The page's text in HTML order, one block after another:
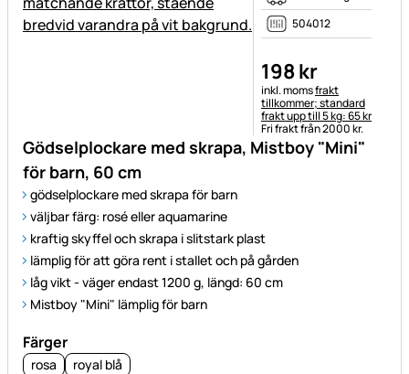
Gödselplockare med skrapa, Mistboy "Mini"
för barn, 60 cm
gödselplockare med skrapa för barn
väljbar färg: rosé eller aquamarine
kraftig skyffel och skrapa i slitstark plast
lämplig för att göra rent i stallet och på gården
låg vikt - väger endast 1200 g, längd: 60 cm
Mistboy "Mini" lämplig för barn
Färger
rosa royal blå
504012
198kr
Skatteinformation:
inkl. momsfrakt
tillkommer; standard
frakt upp till 5 kg: 65 kr
Fri frakt från 2000 kr.